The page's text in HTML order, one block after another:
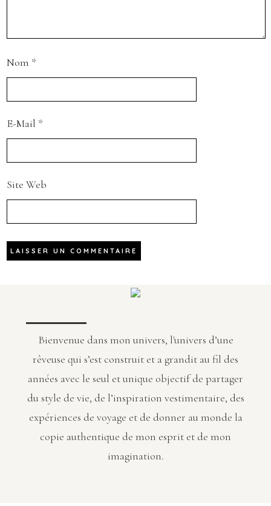
Nom *
E-Mail *
Site Web
Bienvenue dans mon univers, l'univers d’une
rêveuse qui s’est construit et a grandit au fil des
années avec le seul et unique objectif de partager
du style de vie, de l’inspiration vestimentaire, des
expériences de voyage et de donner au monde la
copie authentique de mon esprit et de mon
imagination.